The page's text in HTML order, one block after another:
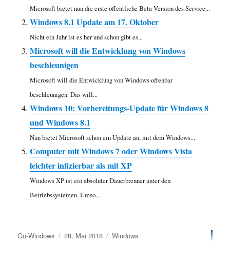
Microsoft bietet nun die erste öffentliche Beta Version des Service...
Windows 8.1 Update am 17. Oktober
Nicht ein Jahr ist es her und schon gibt es...
Microsoft will die Entwicklung von Windows
beschleunigen
Microsoft will die Entwicklung von Windows offenbar
beschleunigen. Das will...
Windows 10: Vorbereitungs-Update für Windows 8
und Windows 8.1
Nun bietet Microsoft schon ein Update an, mit dem Windows...
Computer mit Windows 7 oder Windows Vista
leichter infizierbar als mit XP
Windows XP ist ein absoluter Dauerbrenner unter den
Betriebssystemen. Umso...
Autor
Go-Windows
Veröffentlicht
28. Mai 2018 Kategorien
Windows